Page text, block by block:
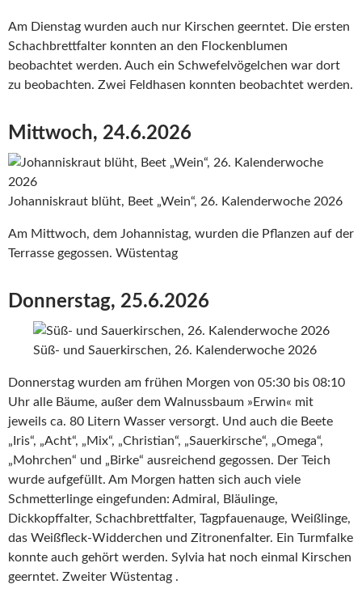
Am Dienstag wurden auch nur Kirschen geerntet. Die ersten
Schachbrettfalter konnten an den Flockenblumen
beobachtet werden. Auch ein Schwefelvögelchen war dort
zu beobachten. Zwei Feldhasen konnten beobachtet werden.
Mittwoch, 24.6.2026
Johanniskraut blüht, Beet „Wein“, 26. Kalenderwoche 2026
Am Mittwoch, dem Johannistag, wurden die Pflanzen auf der
Terrasse gegossen. Wüstentag
Donnerstag, 25.6.2026
Süß- und Sauerkirschen, 26. Kalenderwoche 2026
Donnerstag wurden am frühen Morgen von 05:30 bis 08:10
Uhr alle Bäume, außer dem Walnussbaum »Erwin« mit
jeweils ca. 80 Litern Wasser versorgt. Und auch die Beete
„Iris“, „Acht“, „Mix“, „Christian“, „Sauerkirsche“, „Omega“,
„Mohrchen“ und „Birke“ ausreichend gegossen. Der Teich
wurde aufgefüllt. Am Morgen hatten sich auch viele
Schmetterlinge eingefunden: Admiral, Bläulinge,
Dickkopffalter, Schachbrettfalter, Tagpfauenauge, Weißlinge,
das Weißfleck-Widderchen und Zitronenfalter. Ein Turmfalke
konnte auch gehört werden. Sylvia hat noch einmal Kirschen
geerntet. Zweiter Wüstentag .